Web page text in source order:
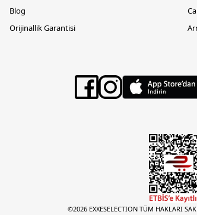
Blog
Orijinallik Garantisi
©2026 EXXESELECTION TÜM HAKLARI